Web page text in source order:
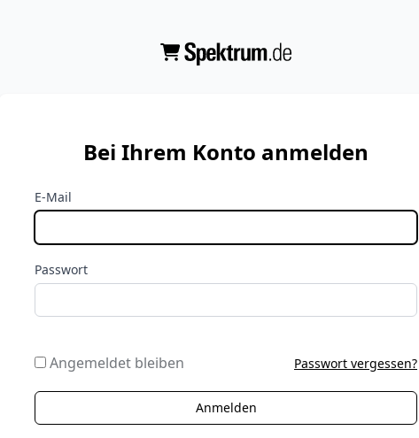
Bei Ihrem Konto anmelden
E-Mail
Passwort
Angemeldet bleiben Passwort vergessen?